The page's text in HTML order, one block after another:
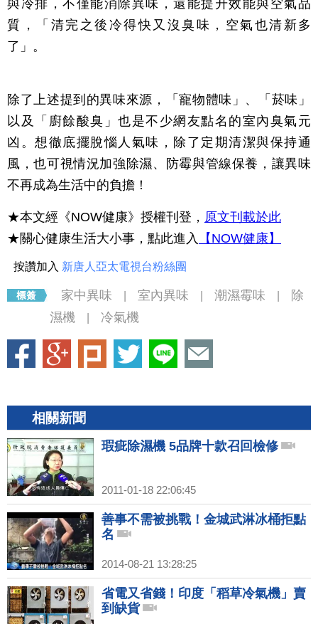
與冷排，不僅能消除異味，還能提升效能與空氣品
質，「清完之後冷得快又沒臭味，空氣也清新多
了」。
除了上述提到的異味來源，「寵物體味」、「菸味」
以及「廚餘酸臭」也是不少網友點名的室內臭氣元
凶。想徹底擺脫惱人氣味，除了定期清潔與保持通
風，也可視情況加強除濕、防霉與管線保養，讓異味
不再成為生活中的負擔！
★本文經《NOW健康》授權刊登， 原文刊載於此
★關心健康生活大小事，點此進入
【NOW健康】
按讚加入 新唐人亞太電視台粉絲團
家中異味 室內異味 潮濕霉味
除
濕機
冷氣機
相關新聞
瑕疵除濕機 5品牌十款召回檢修
2011-01-18 22:06:45
善事不需被挑戰！金城武淋冰桶拒點
名
2014-08-21 13:28:25
省電又省錢！印度「稻草冷氣機」賣
到缺貨